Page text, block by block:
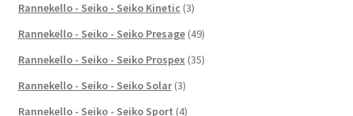
Rannekello - Seiko - Seiko Kinetic (3)
Rannekello - Seiko - Seiko Presage (49)
Rannekello - Seiko - Seiko Prospex (35)
Rannekello - Seiko - Seiko Solar (3)
Rannekello - Seiko - Seiko Sport (4)